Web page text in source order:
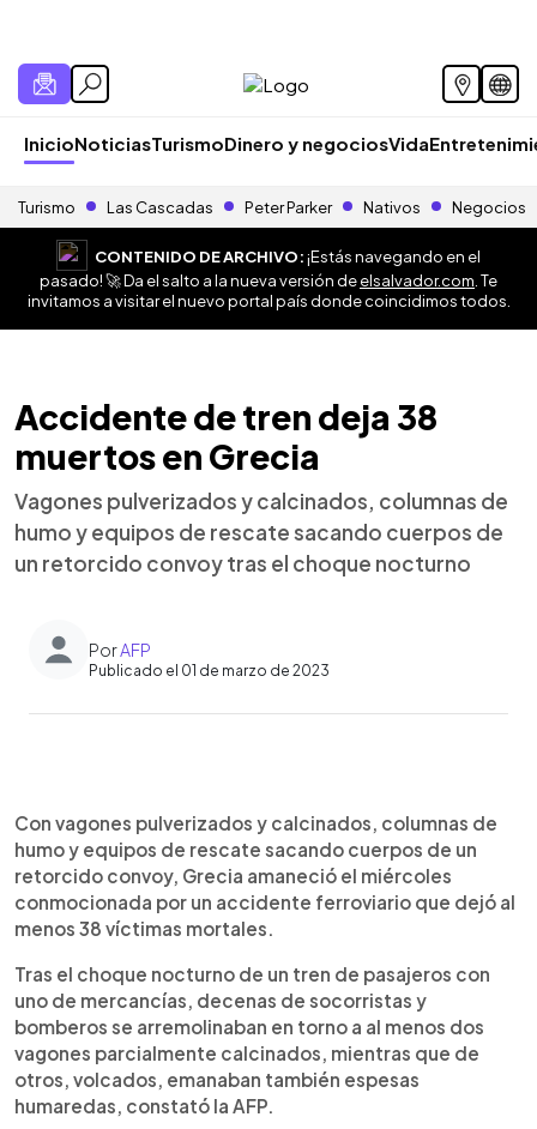
InicioNoticiasTurismoDinero y negociosVida
Turismo Las Cascadas Peter Parker Nativos Negocios
CONTENIDO DE ARCHIVO:¡Estás navegando en el
pasado! 🚀 Da el salto a la nueva versión deelsalvador.com . Te
invitamos a visitar el nuevo portal país donde coincidimos todos.
Accidente de tren deja 38
muertos en Grecia
Vagones pulverizados y calcinados, columnas de
humo y equipos de rescate sacando cuerpos de
un retorcido convoy tras el choque nocturno
PorAFP
Publicado el 01 de marzo de 2023
Escuchar artículo
Con vagones pulverizados y calcinados, columnas de
humo y equipos de rescate sacando cuerpos de un
retorcido convoy, Grecia amaneció el miércoles
conmocionada por un accidente ferroviario que dejó al
menos 38 víctimas mortales.
Tras el choque nocturno de un tren de pasajeros con
uno de mercancías, decenas de socorristas y
bomberos se arremolinaban en torno a al menos dos
vagones parcialmente calcinados, mientras que de
otros, volcados, emanaban también espesas
humaredas, constató la AFP.